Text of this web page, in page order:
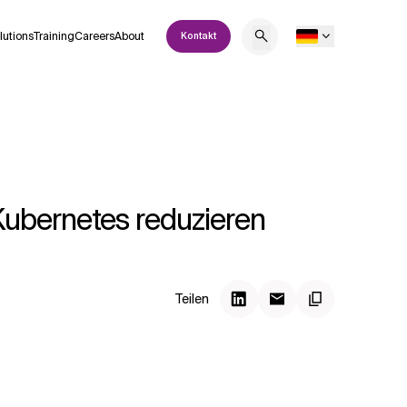
TrainingCareersAbout Kontakt
reduzieren
Teilen